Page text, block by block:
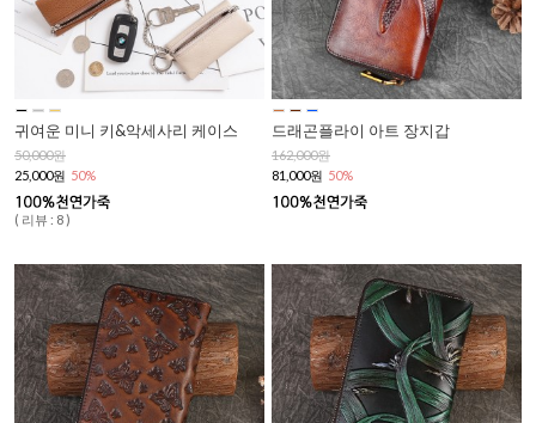
귀여운 미니 키&악세사리 케이스
50,000원
25,000원 50%
( 리뷰 : 8 )
드래곤플라이 아트 장지갑
162,000원
81,000원 50%